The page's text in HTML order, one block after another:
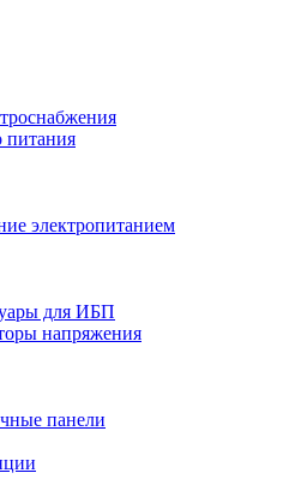
питания
электропитанием
для ИБП
напряжения
панели